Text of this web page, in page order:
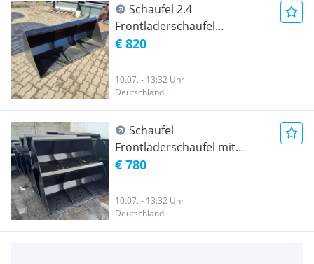
Schaufel 2.4
Frontladerschaufel
Euroaufnahme Neu Löffel
€ 820
10.07. - 13:32 Uhr
Deutschland
Schaufel
Frontladerschaufel mit
euroaufnahme 2,2 Neu
€ 780
10.07. - 13:32 Uhr
Deutschland